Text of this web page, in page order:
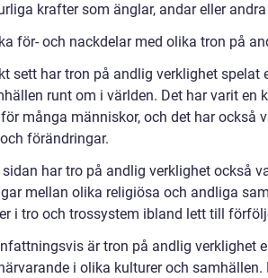
krafter som änglar, andar eller
för- och nackdelar med olika tron på
sett har tron på andlig verklighet spelat
runt om i världen. Det har varit en
många människor, och det har också
förändringar.
sidan har tro på andlig verklighet också
mellan olika religiösa och andliga
i tro och trossystem ibland lett till
är tron på andlig verklighet
i olika kulturer och